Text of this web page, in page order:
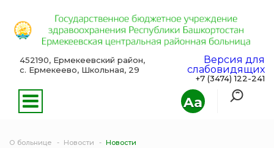
Aa
452190, Ермекеевский район,
с. Ермекеево, Школьная, 29
Версия для
слабовидящих
+7 (3474) 122-241
О больнице Новости Новости